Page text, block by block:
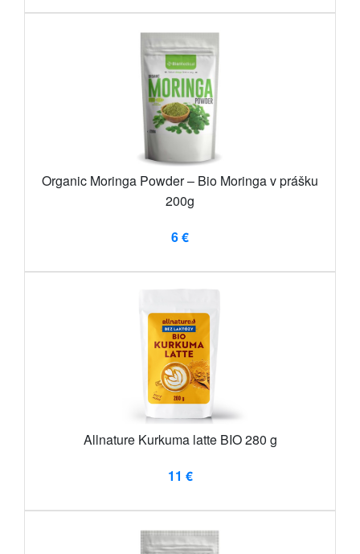
Organic Moringa Powder – Bio Moringa v prášku
200g
6 €
Allnature Kurkuma latte BIO 280 g
11 €